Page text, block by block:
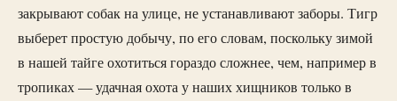
закрывают собак на улице, не устанавливают заборы. Тигр
выберет простую добычу, по его словам, поскольку зимой
в нашей тайге охотиться гораздо сложнее, чем, например в
тропиках — удачная охота у наших хищников только в